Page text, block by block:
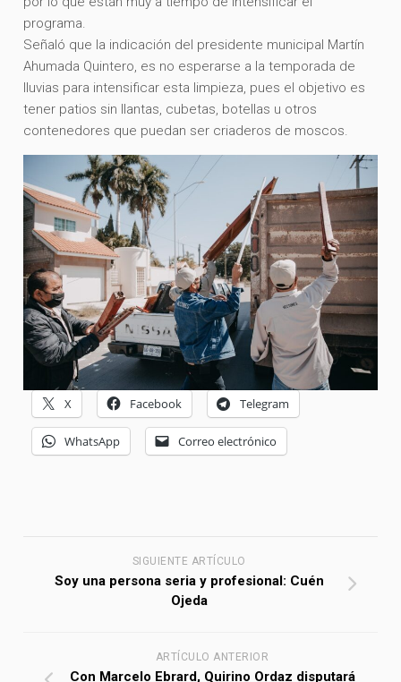
programa.
Señaló que la indicación del presidente municipal Martín
Ahumada Quintero, es no esperarse a la temporada de
lluvias para intensificar esta limpieza, pues el objetivo es
tener patios sin llantas, cubetas, botellas u otros
contenedores que puedan ser criaderos de moscos.
X Facebook Telegram
WhatsApp Correo electrónico
SIGUIENTE ARTÍCULO
Soy una persona seria y profesional: Cuén
Ojeda
ARTÍCULO ANTERIOR
Con Marcelo Ebrard, Quirino Ordaz disputará